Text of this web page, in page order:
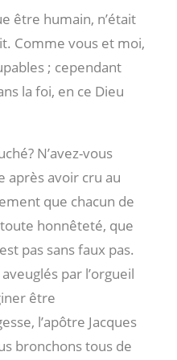
être humain, n’était
Comme vous et moi,
; cependant
la foi, en ce Dieu
N’avez-vous
après avoir cru au
que chacun de
honnêteté, que
pas sans faux pas.
par l’orgueil
être
l’apôtre Jacques
bronchons tous de